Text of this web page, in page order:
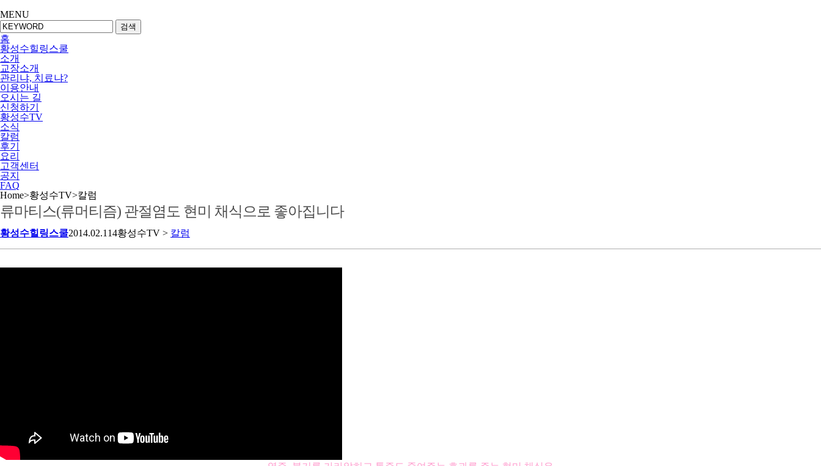
MENU
검색
홈
황성수힐링스쿨
소개
교장소개
관리냐, 치료냐?
이용안내
오시는 길
신청하기
황성수TV
소식
칼럼
후기
요리
고객센터
공지
FAQ
Home>황성수TV>칼럼
류마티스(류머티즘) 관절염도 현미 채식으로 좋아집니다
황성수힐링스쿨2014.02.114황성수TV > 칼럼